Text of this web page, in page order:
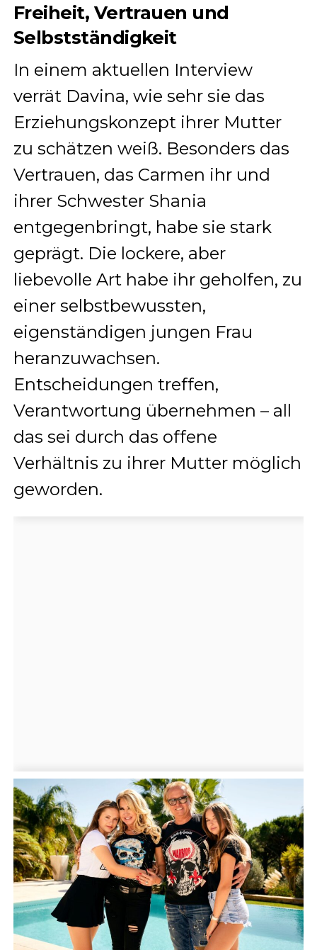
Freiheit, Vertrauen und
Selbstständigkeit
In einem aktuellen Interview
verrät Davina, wie sehr sie das
Erziehungskonzept ihrer Mutter
zu schätzen weiß. Besonders das
Vertrauen, das Carmen ihr und
ihrer Schwester Shania
entgegenbringt, habe sie stark
geprägt. Die lockere, aber
liebevolle Art habe ihr geholfen, zu
einer selbstbewussten,
eigenständigen jungen Frau
heranzuwachsen.
Entscheidungen treffen,
Verantwortung übernehmen – all
das sei durch das offene
Verhältnis zu ihrer Mutter möglich
geworden.